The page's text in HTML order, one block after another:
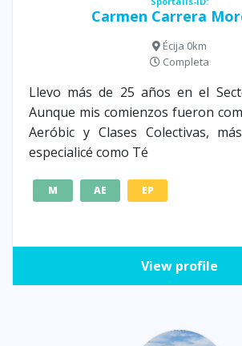
Carmen Carrera
Écija 0km
Completa
Llevo más de 25 años en el
Aunque mis comienzos fueron
Aeróbic y Clases Colectivas,
especialicé como Té
M AE EP
View profile